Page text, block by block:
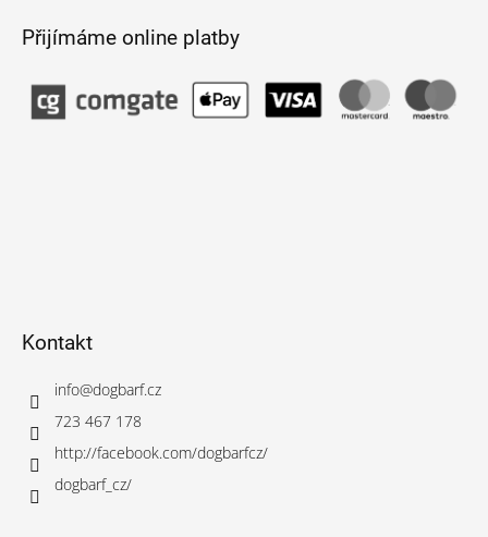
Přijímáme online platby
Kontakt
info@dogbarf.cz
723 467 178
http://facebook.com/dogbarfcz/
dogbarf_cz/